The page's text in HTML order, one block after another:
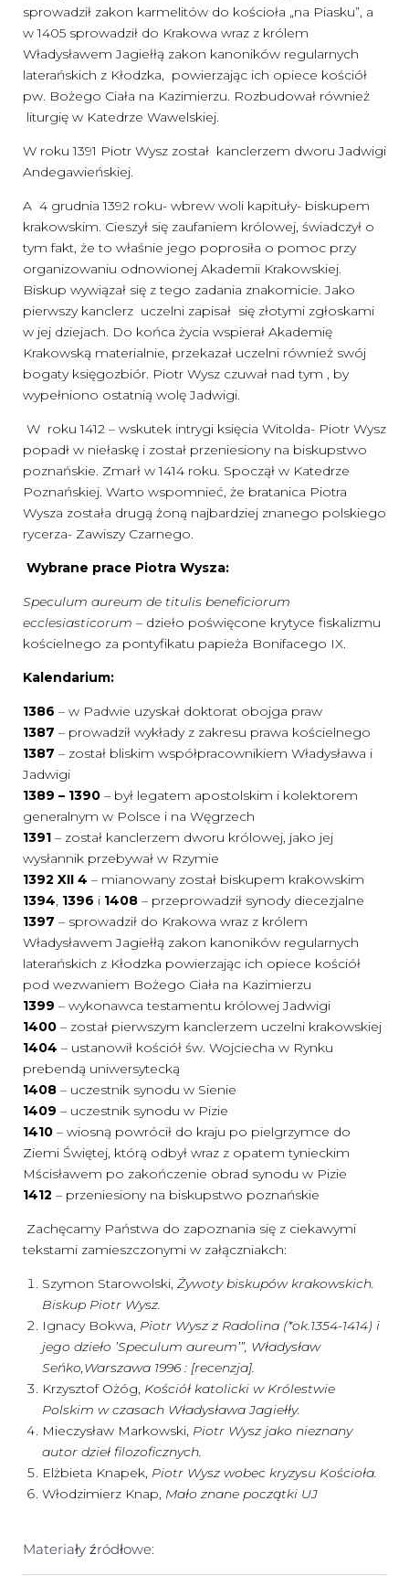
sprowadził zakon karmelitów do kościoła „na Piasku”, a
w 1405 sprowadził do Krakowa wraz z królem
Władysławem Jagiełłą zakon kanoników regularnych
laterańskich z Kłodzka, powierzając ich opiece kościół
pw. Bożego Ciała na Kazimierzu. Rozbudował również
liturgię w Katedrze Wawelskiej.
W roku 1391 Piotr Wysz został kanclerzem dworu Jadwigi
Andegawieńskiej.
A 4 grudnia 1392 roku- wbrew woli kapituły- biskupem
krakowskim. Cieszył się zaufaniem królowej, świadczył o
tym fakt, że to właśnie jego poprosiła o pomoc przy
organizowaniu odnowionej Akademii Krakowskiej.
Biskup wywiązał się z tego zadania znakomicie. Jako
pierwszy kanclerz uczelni zapisał się złotymi zgłoskami
w jej dziejach. Do końca życia wspierał Akademię
Krakowską materialnie, przekazał uczelni również swój
bogaty księgozbiór. Piotr Wysz czuwał nad tym , by
wypełniono ostatnią wolę Jadwigi.
W roku 1412 – wskutek intrygi księcia Witolda- Piotr Wysz
popadł w niełaskę i został przeniesiony na biskupstwo
poznańskie. Zmarł w 1414 roku. Spoczął w Katedrze
Poznańskiej. Warto wspomnieć, że bratanica Piotra
Wysza została drugą żoną najbardziej znanego polskiego
rycerza- Zawiszy Czarnego.
Wybrane prace Piotra Wysza:
Speculum aureum de titulis beneficiorum
ecclesiasticorum – dzieło poświęcone krytyce fiskalizmu
kościelnego za pontyfikatu papieża Bonifacego IX.
Kalendarium:
1386 – w Padwie uzyskał doktorat obojga praw
1387 – prowadził wykłady z zakresu prawa kościelnego
1387 – został bliskim współpracownikiem Władysława i
Jadwigi
1389 – 1390 – był legatem apostolskim i kolektorem
generalnym w Polsce i na Węgrzech
1391 – został kanclerzem dworu królowej, jako jej
wysłannik przebywał w Rzymie
1392 XII 4 – mianowany został biskupem krakowskim
1394, 1396 i 1408 – przeprowadził synody diecezjalne
1397 – sprowadził do Krakowa wraz z królem
Władysławem Jagiełłą zakon kanoników regularnych
laterańskich z Kłodzka powierzając ich opiece kościół
pod wezwaniem Bożego Ciała na Kazimierzu
1399 – wykonawca testamentu królowej Jadwigi
1400 – został pierwszym kanclerzem uczelni krakowskiej
1404 – ustanowił kościół św. Wojciecha w Rynku
prebendą uniwersytecką
1408 – uczestnik synodu w Sienie
1409 – uczestnik synodu w Pizie
1410 – wiosną powrócił do kraju po pielgrzymce do
Ziemi Świętej, którą odbył wraz z opatem tynieckim
Mścisławem po zakończenie obrad synodu w Pizie
1412 – przeniesiony na biskupstwo poznańskie
Zachęcamy Państwa do zapoznania się z ciekawymi
tekstami zamieszczonymi w załączniakch:
Szymon Starowolski, Żywoty biskupów krakowskich.
Biskup Piotr Wysz.
Ignacy Bokwa, Piotr Wysz z Radolina (*ok.1354-1414) i
jego dzieło ’Speculum aureum’”, Władysław
Seńko,Warszawa 1996 : [recenzja].
Krzysztof Ożóg, Kościół katolicki w Królestwie
Polskim w czasach Władysława Jagiełły.
Mieczysław Markowski, Piotr Wysz jako nieznany
autor dzieł filozoficznych.
Elżbieta Knapek, Piotr Wysz wobec kryzysu Kościoła.
Włodzimierz Knap, Mało znane początki UJ
Materiały źródłowe: